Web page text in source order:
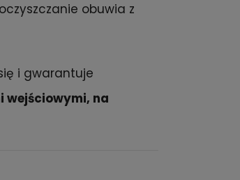
obuwia z
i gwarantuje
wejściowymi, na